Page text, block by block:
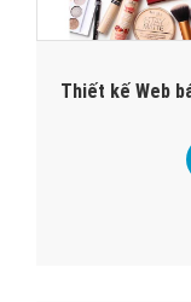
Thiết kế Web